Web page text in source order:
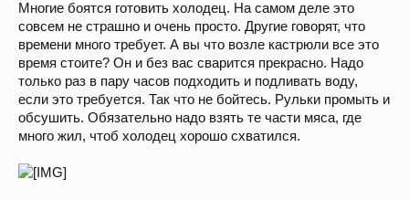
Многие боятся готовить холодец. На самом деле это
совсем не страшно и очень просто. Другие говорят, что
времени много требует. А вы что возле кастрюли все это
время стоите? Он и без вас сварится прекрасно. Надо
только раз в пару часов подходить и подливать воду,
если это требуется. Так что не бойтесь. Рульки промыть и
обсушить. Обязательно надо взять те части мяса, где
много жил, чтоб холодец хорошо схватился.